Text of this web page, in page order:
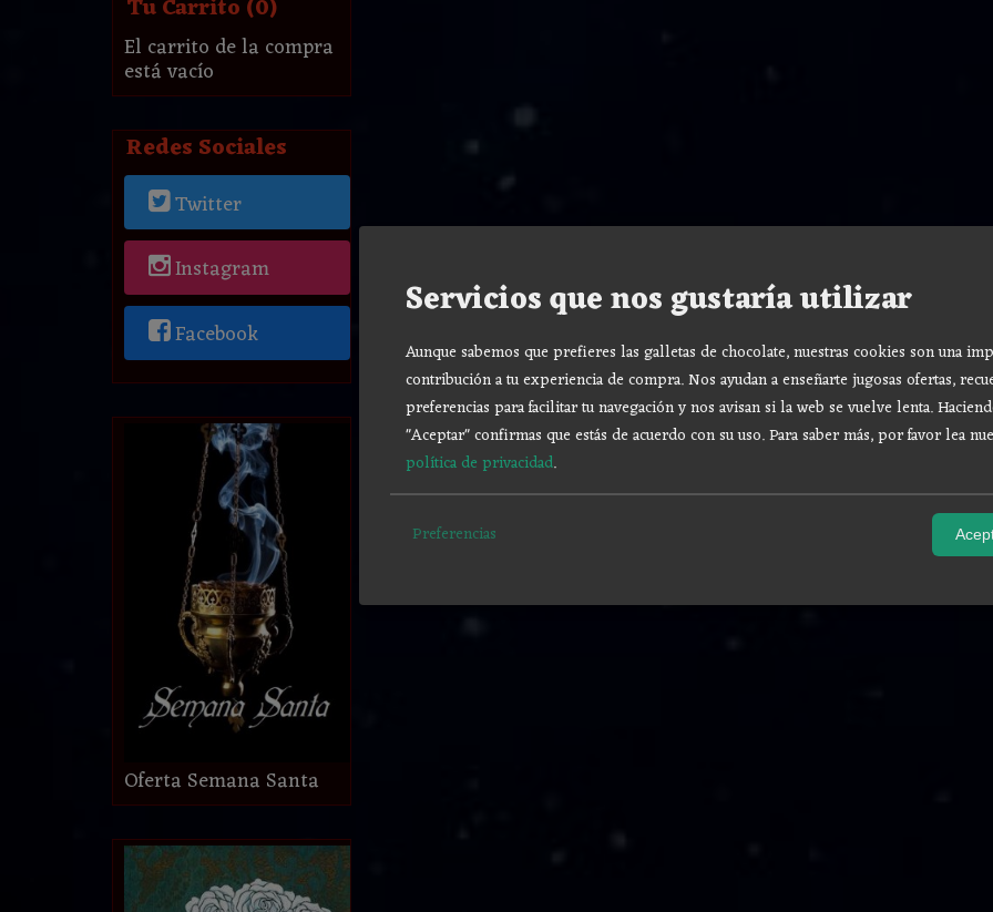
Tu Carrito (0)
El carrito de la compra
está vacío
Redes Sociales
Twitter
Instagram
Facebook
Oferta Semana Santa
Servicios que nos gustaría utilizar
Aunque sabemos que prefieres las galletas de chocolate, nuestras cookies son una
contribución a tu experiencia de compra. Nos ayudan a enseñarte jugosas ofertas,
preferencias para facilitar tu navegación y nos avisan si la web se vuelve lenta.
"Aceptar" confirmas que estás de acuerdo con su uso.Para saber más, por favor lea
política de privacidad.
Preferencias